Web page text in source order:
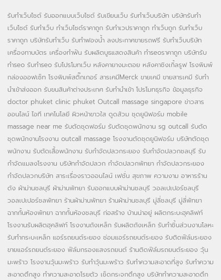
รับทำเว็บไซต์ รับออกแบบเว็บไซต์ รับเขียนเว็บ รับทำเว็บบริษัท บริษัทรับทำ
เว็บไซต์ รับทำเว็บ ทำเว็บไซต์ราคาถูก รับทำเวปราคาถูก ทำเว็บถูก รับทำเว็บ
ราคาถูก บริษัทรับทำเว็บ รับทำฟองน้ำ ลงประกาศขายรถฟรี รับทำเว็บบริษัท
เครื่องทาบบัตร เครื่องทำฟัน รับผลิตบูธแสดงสินค้า ทำseoราคาถูก บริษัทรับ
ทำseo รับทำseo รับโปรโมทเว็บ หลังคายางมะตอย หลังคาชิงเกิ้ลรูฟ โรงพิมพ์
กล่องออฟเซ็ท โรงพิมพ์สติ๊กเกอร์ สารเคมีMerck ขายเคมี ขายสารเคมี รับทำ
นำเข้าส่งออก รับขนสินค้าต่างประเทศ รับทำนำเข้า โปรโมทธุรกิจ ข้อมูลธุรกิจ
doctor phuket clinic phuket Outcall massage singapore ข่าวสาร
ออนไลน์ ไอที เทคโนโลยี ผิวหน้าขาวใส ดูดส้วม ชุดยูนิฟอร์ม mobile
massage near me รับตัดชุดฟอร์ม รับตัดชุดพนักงาน sg outcall รับตัด
ชุดพนักงานโรงงาน outcall massage โรงงานตัดชุดยูนิฟอร์ม บริษัทตัดชุด
พนักงาน รับตัดเสื้อพนักงาน รับกำจัดปลวกระยอง รับกำจัดปลวกชลบุรี รับ
กำจัดแมลงโรงงาน บริษัทกำจัดปลวก กำจัดปลวกพัทยา กำจัดปลวกระยอง
กำจัดปลวกบริษัท สาระเรื่องราวออนไลน์ เฟชั่น สุขภาพ ความงาม อาหารร้าน
ดัง ผ้าม่านชลบุรี ผ้าม่านพัทยา รับออกแบบผ้าม่านชลบุรี วอลเปเปอร์ชลบุรี
วอลเปเปอร์ชลพัทยา ร้านผ้าม่านพัทยา ร้านผ้าม่านชลบุรี มู่ลี่ชลบุรี มู่ลี่พัทยา
ฉากกั้นห้องพัทยา ฉากกั้นห้องชลบุรี ก่อสร้าง บ้านน่าอยู่ ผลิตกระบะฮุคลิฟท์
โรงงานรับผลิตฮุคลิฟท์ โรงงานถังเหล็ก รับผลิตถังเหล็ก รับทำชิ้นส่วนงานโลหะ
รับทำกระบะเหล็ก แอร์รถยนต์ระยอง ซ่อมแอร์รถยนต์ระยอง รับติดฟิล์มระยอง
ขายแอร์รถยนต์ระยอง ฟิล์มกรองแสงรถยนต์ ร้านติดฟิล์มรถยนต์ระยอง วุ้น
มะพร้าว โรงงานวุ้นมะพร้าว รับทำวุ้นมะพร้าว รับทำความสะอาดที่สูง รับทำความ
สะอาดตึกสูง ทำความสะอาดโรยตัว เช็ดกระจกตึกสูง บริษัททำความสะอาดตึก